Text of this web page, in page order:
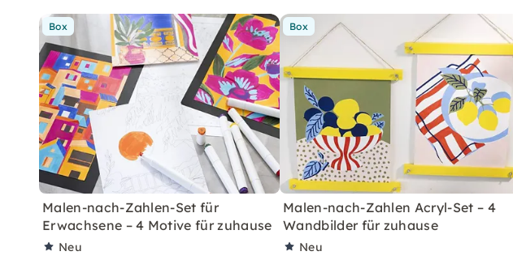
Box
Malen-nach-Zahlen-Set für
Erwachsene – 4 Motive für zuhause
Neu
Box
Malen-nach-Zahlen Acryl-Set – 4
Wandbilder für zuhause
Neu